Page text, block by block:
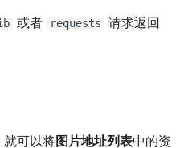
或者 requests
请求返回
就可以将图片地址列表中的资